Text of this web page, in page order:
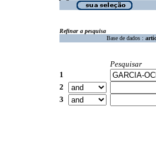
Refinar a pesquisa
Base de dados :
Pesquisar
1
2
3